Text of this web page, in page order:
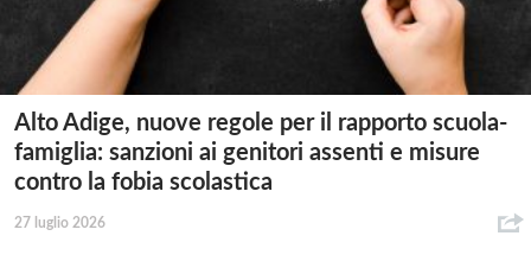
Alto Adige, nuove regole per il rapporto scuola-
famiglia: sanzioni ai genitori assenti e misure
contro la fobia scolastica
27 luglio 2026